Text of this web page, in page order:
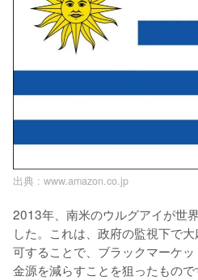
出典 : www.amazon.co.jp
2013年、南米のウルグアイが世
した。これは、政府の監視下で
可することで、ブラックマーケ
金源を減らすことを狙ったもので